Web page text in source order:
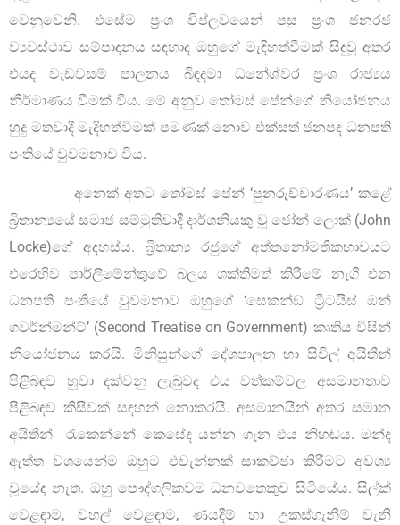
වෙනුවෙනි. එසේම ප්‍රංශ විප්ලවයෙන් පසු ප්‍රංශ ජනරජ
ව්‍යවස්ථාව සම්පාදනය සඳහාද ඔහුගේ මැදිහත්වීමක් සිදුවූ අතර
එයද වැඩවසම් පාලනය බිඳදමා ධනේශ්වර ප්‍රංශ රාජ්‍යය
නිර්මාණය වීමක් විය. මේ අනුව තෝමස් පේන්ගේ නියෝජනය
හුදු මතවාදී මැදිහත්වීමක් පමණක් නොව එක්සත් ජනපද ධනපති
පංතියේ වුවමනාව විය.
අනෙක් අතට තෝමස් පේන් ‘පුනරුච්චාරණය’ කළේ
බ්‍රිතාන්‍යයේ සමාජ සම්මුතිවාදී දාර්ශනියකු වූ ජෝන් ලොක් (John
Locke)ගේ අදහස්ය. බ්‍රිතාන්‍ය රජුගේ අත්තනෝමතිකභාවයට
එරෙහිව පාර්ලිමේන්තුවේ බලය ශක්තිමත් කිරීමේ නැගී එන
ධනපති පංතියේ වුවමනාව ඔහුගේ ‘සෙකන්ඞ් ට්‍රිටයිස් ඔන්
ගවර්න්මන්ට්’ (Second Treatise on Government) කෘතිය විසින්
නියෝජනය කරයි. මිනිසුන්ගේ දේශපාලන හා සිවිල් අයිතීන්
පිළිබඳව හුවා දක්වනු ලැබුවද එය වත්කම්වල අසමානතාව
පිළිබඳව කිසිවක් සඳහන් නොකරයි. අසමානයින් අතර සමාන
අයිතීන් රැකෙන්නේ කෙසේද යන්න ගැන එය නිහඬය. මන්ද
ඇත්ත වශයෙන්ම ඔහුට එවැන්නක් සාකච්ඡා කිරීමට අවශ්‍ය
වූයේද නැත. ඔහු පෞද්ගලිකවම ධනවතෙකුව සිටියේය. සිල්ක්
වෙළඳාම, වහල් වෙළඳාම, ණයදීම් හා උකස්ගැනීම් වැනි